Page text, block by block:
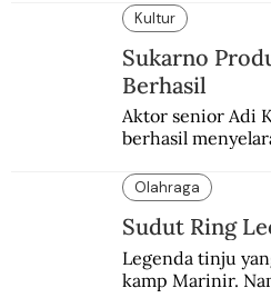
“Neverkusen”.
Kultur
Sukarno
Berhasil
Aktor senior Adi
berhasil
Olahraga
Sudut Ring
Legenda tinju
kamp Marinir.